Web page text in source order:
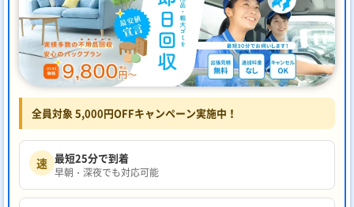
全員対象 5,000円OFFキャンペーン実施中！
速 最短25分で到着
早朝・深夜でも対応可能